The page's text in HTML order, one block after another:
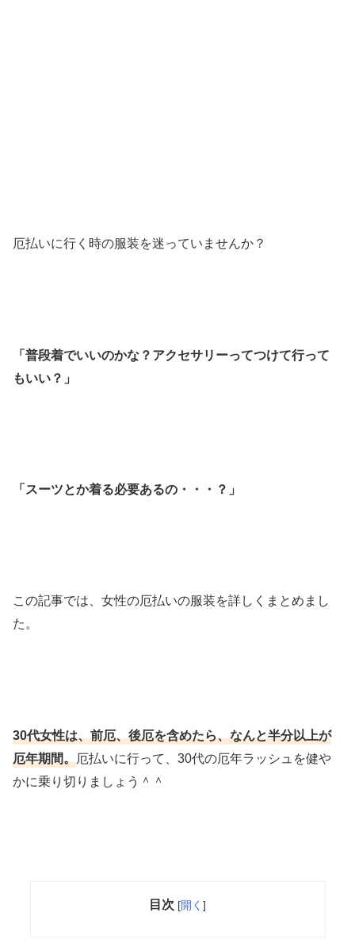
厄払いに行く時の服装を迷っていませんか？
「普段着でいいのかな？アクセサリーってつけて行って
もいい？」
「スーツとか着る必要あるの・・・？」
この記事では、女性の厄払いの服装を詳しくまとめまし
た。
30代女性は、前厄、後厄を含めたら、なんと半分以上が
厄年期間。厄払いに行って、30代の厄年ラッシュを健や
かに乗り切りましょう＾＾
目次 [開く ]